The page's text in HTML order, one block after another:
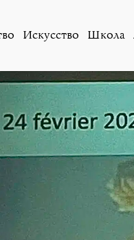
Искусство Школа